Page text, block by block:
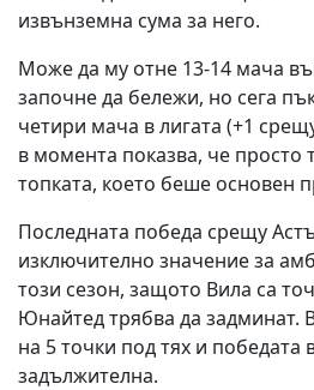
извънземна сума за него.
Може да му отне 13-14 мача
започне да бележи, но сега
четири мача в лигата (+1
в момента показва, че просто
топката, което беше основен
Последната победа срещу
изключително значение за
този сезон, защото Вила са
Юнайтед трябва да задминат.
на 5 точки под тях и победата
задължителна.